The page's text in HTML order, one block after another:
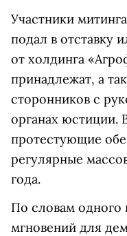
Участники
подал в отставку
от холдинга
принадлежат, а
сторонников с
органах юстиции.
протестующие
регулярные
года.
По словам
мгновений для